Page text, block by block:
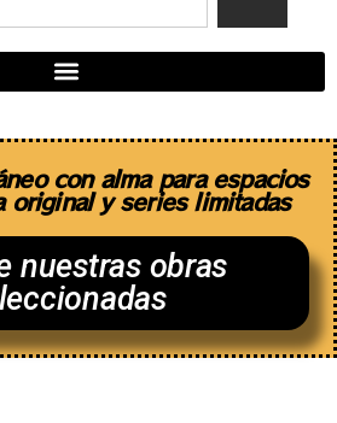
con alma para espacios
original y series limitadas
nuestras obras